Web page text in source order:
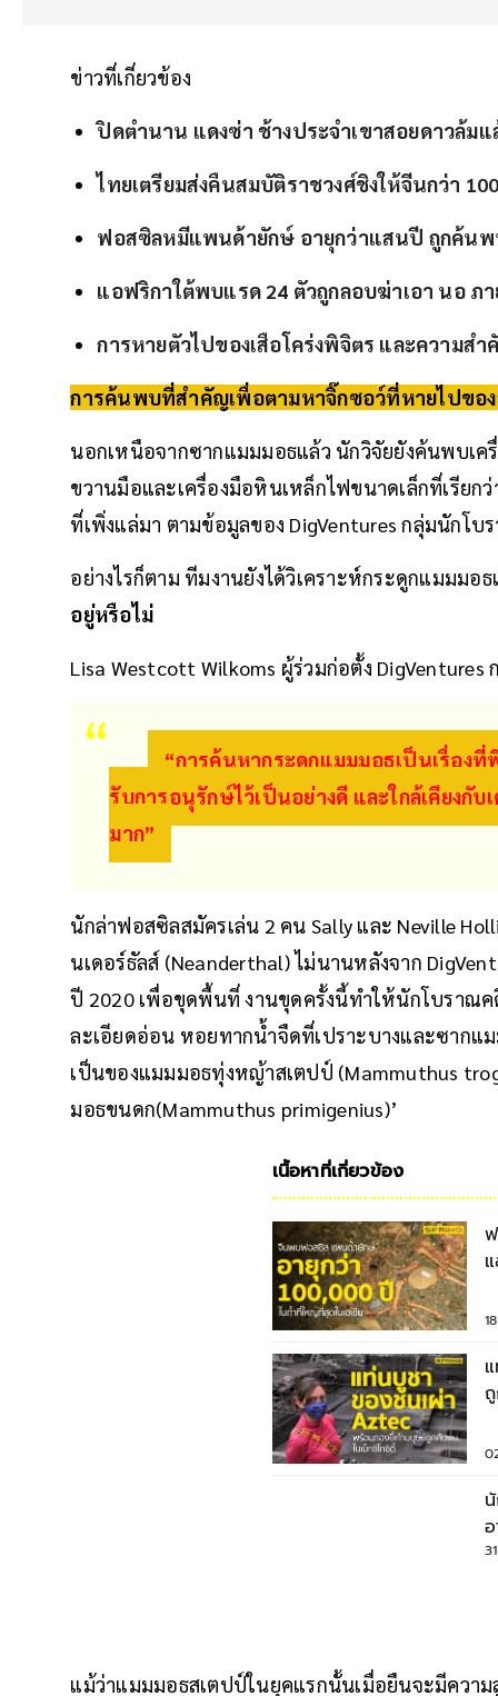
ข่าวที่เกี่ยวข้อง
ปิดตำนาน แดงซ่า ช้างประจำเขาสอยดาวล้ม
ไทยเตรียมส่งคืนสมบัติราชวงศ์ชิงให้จีนกว่า
ฟอสซิลหมีแพนด้ายักษ์ อายุกว่าแสนปี ถูกค้นพ
แอฟริกาใต้พบแรด 24 ตัวถูกลอบฆ่าเอา นอ ภ
การหายตัวไปของเสือโคร่งพิจิตร และความส
การค้นพบที่สำคัญเพื่อตามหาจิ๊กซอว์ที่หายไปขอ
นอกเหนือจากซากแมมมอธแล้ว นักวิจัยยังค้นพบเ
ขวานมือและเครื่องมือหินเหล็กไฟขนาดเล็กที่เรีย
ที่เพิ่งแล่มา ตามข้อมูลของ DigVentures กลุ่มนักโ
อย่างไรก็ตาม ทีมงานยังได้วิเคราะห์กระดูกแมมมอ
อยู่หรือไม่
Lisa Westcott Wilkoms ผู้ร่วมก่อตั้ง DigVentures
“การค้นหากระดูกแมมมอธเป็นเรื่อง
รับการอนุรักษ์ไว้เป็นอย่างดี และใกล้เคียงกั
มาก”
นักล่าฟอสซิลสมัครเล่น 2 คน Sally และ Neville
นเดอร์ธัลส์ (Neanderthal) ไม่นานหลังจาก
ปี 2020 เพื่อขุดพื้นที่ งานขุดครั้งนี้ทำให้นักโบราณ
ละเอียดอ่อน หอยทากน้ำจืดที่เปราะบางและซากแ
เป็นของแมมมอธทุ่งหญ้าสเตปป์ (Mammuthus
มอธขนดก(Mammuthus primigenius)’
เนื้อหาที่เกี่ยวข้อง
แสน
แม้ว่าแมมมอธสเตปป์ในยุคแรกนั้นเมื่อยืนจะมีควา